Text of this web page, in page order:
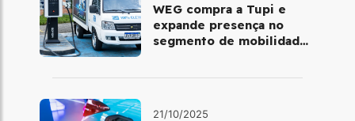
WEG compra a Tupi e
expande presença no
segmento de mobilidade
21/10/2025